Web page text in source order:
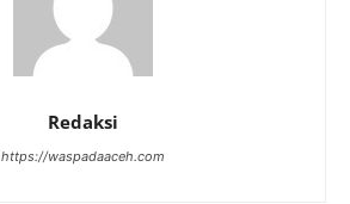
Redaksi
https://waspadaaceh.com